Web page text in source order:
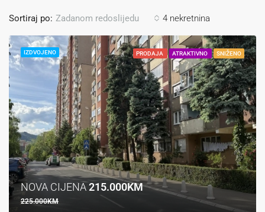
Agencija “Nekretnine FLASH” prodaje
izuzetno atraktivno, infrastrukturno
pripremljeno građevinsko zemljište veće
površine na frekventnoj...
4 nekretnina
Sortiraj po: Zadanom redoslijedu
IZDVOJENO PRODAJA ATRAKTIVNO SNIŽENO
NOVA CIJENA215.000KM
225.000KM